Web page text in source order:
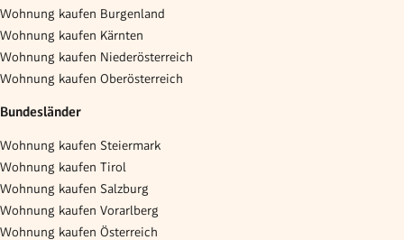
Wohnung kaufen Burgenland
Wohnung kaufen Kärnten
Wohnung kaufen Niederösterreich
Wohnung kaufen Oberösterreich
Bundesländer
Wohnung kaufen Steiermark
Wohnung kaufen Tirol
Wohnung kaufen Salzburg
Wohnung kaufen Vorarlberg
Wohnung kaufen Österreich